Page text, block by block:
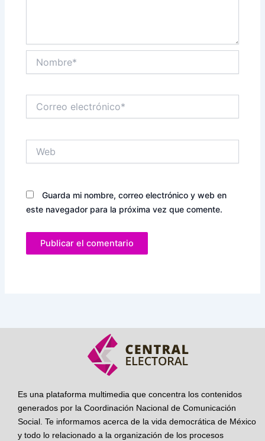
electrónico*
Guarda mi nombre, correo electrónico y web en
este navegador para la próxima vez que comente.
Es una plataforma multimedia que concentra los contenidos
generados por la Coordinación Nacional de Comunicación
Social. Te informamos acerca de la vida democrática de México
y todo lo relacionado a la organización de los procesos